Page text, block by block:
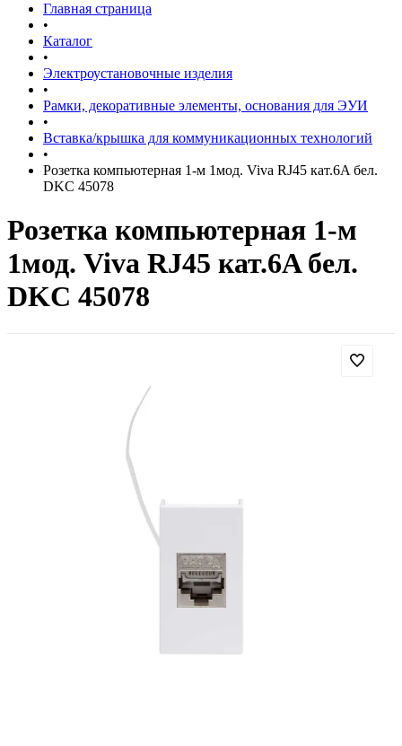
Главная страница
•
Каталог
•
Электроустановочные изделия
•
Рамки, декоративные элементы, основания для ЭУИ
•
Вставка/крышка для коммуникационных технологий
•
Розетка компьютерная 1-м 1мод. Viva RJ45 кат.6A бел.
DKC 45078
Розетка компьютерная 1-м
1мод. Viva RJ45 кат.6A бел.
DKC 45078